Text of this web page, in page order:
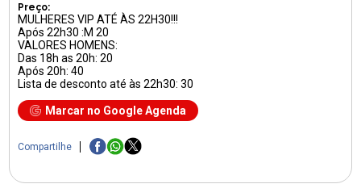
Preço:
MULHERES VIP ATÉ ÀS 22H30!!!
Após 22h30 :M 20
VALORES HOMENS:
Das 18h as 20h: 20
Após 20h: 40
Lista de desconto até às 22h30: 30
Marcar no Google Agenda
Compartilhe